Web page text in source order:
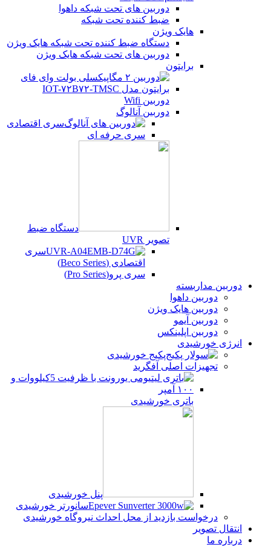
دوربین های تحت شبکه داهوا
ضبط کننده تحت شبکه
هایک ویژن
دستگاه ضبط کننده تحت شبکه هایک ویژن
دوربین های تحت شبکه هایک ویژن
برایتون
دوربین Wifi
دوربین آنالوگ
سری اقتصادی
سری حرفه ای
دستگاه ضبط
تصویر UVR
سری
اقتصادی (Beco Series)
سری پرو(Pro Series)
دوربین مداربسته
دوربین داهوا
دوربین هایک ویژن
دوربین آیمو
دوربین اپلینکس
انرژی خورشیدی
پکیج خورشیدی
تجهیزات اصلی آفگرید
باتری خورشیدی
پنل خورشیدی
سانورتر خورشیدی
درخواست بازدید از محل احداث نیروگاه خورشیدی
انتقال تصویر
درباره ما